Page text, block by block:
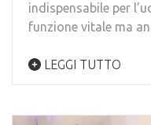
indispensabile per
funzione vitale ma
LEGGI TUTTO